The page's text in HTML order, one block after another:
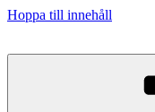
Hoppa till innehåll